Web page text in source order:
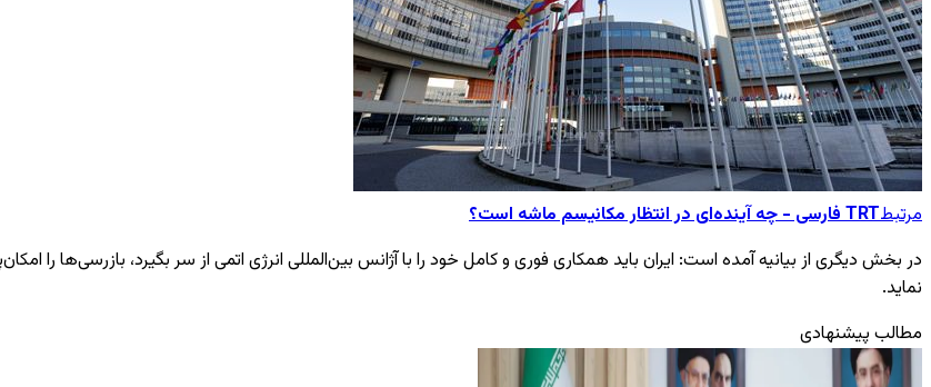
مرتبطTRT فارسی - چه آینده‌ای در انتظار مکانیسم ماشه است؟
در بخش دیگری از بیانیه آمده است: ایران باید همکاری فوری و کامل خود را با آژانس بین‌المللی انرژی اتمی از سر بگیرد، بازرسی‌ها را
نماید.
مطالب پیشنهادی